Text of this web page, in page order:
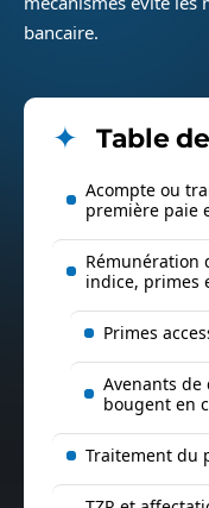
bancaire.
Table
Acompte ou
première paie
Rémunération
indice, primes
Primes
Avenants
bougent en
Traitement du